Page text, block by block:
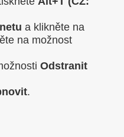
a klikněte na
na možnost
Odstranit
.